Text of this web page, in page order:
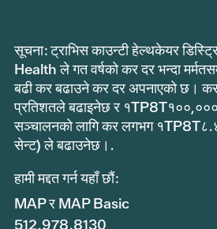
सूचना: ट्राभिस काउन्टी हेल्थकेयर
Health ले गत वर्षको कर दर भन्दा
बढी कर बढाउने कर दर अपनाएको छ। कर
प्रतिशतले बढाइनेछ र १TP8T१००,०००
सञ्चालनको लागि कर लगभग
सेन्ट) ले बढाउनेछ।.
हामी मद्दत गर्न यहाँ छौं:
MAP र MAP Basic
512.978.8130